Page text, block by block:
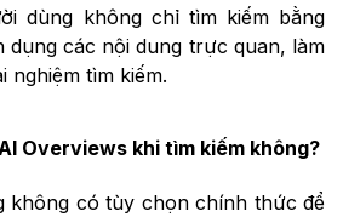
dùng không chỉ tìm kiếm bằng
dụng các nội dung trực quan, làm
nghiệm tìm kiếm.
Overviews khi tìm kiếm không?
không có tùy chọn chính thức để